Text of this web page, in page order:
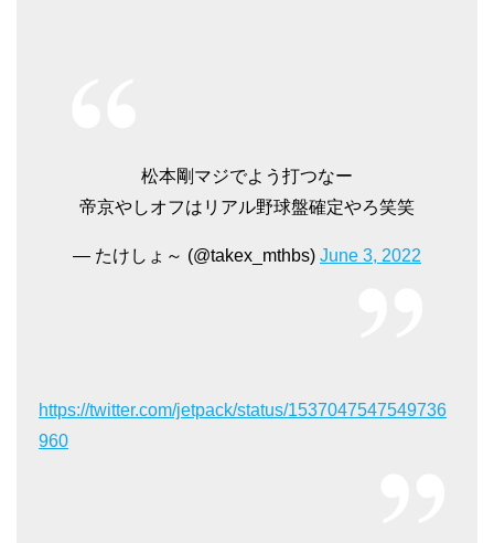
松本剛マジでよう打つなー
帝京やしオフはリアル野球盤確定やろ笑笑
— たけしょ～ (@takex_mthbs) June 3, 2022
https://twitter.com/jetpack/status/1537047547549736
960